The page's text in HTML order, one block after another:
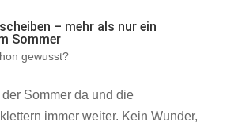
– mehr als nur ein
Sommer
gewusst?
Sommer da und die
immer weiter. Kein Wunder,